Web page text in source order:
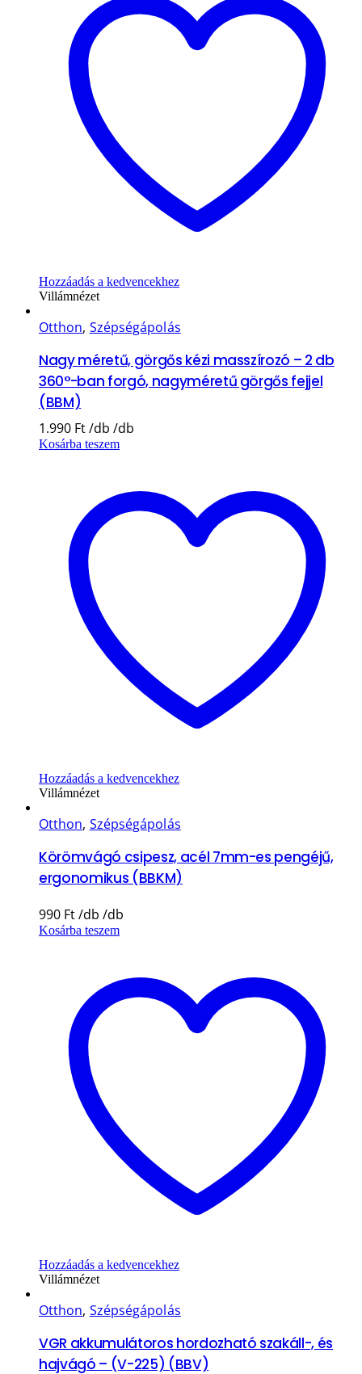
Hozzáadás a kedvencekhez
Villámnézet
Otthon, Szépségápolás
Nagy méretű, görgős kézi masszírozó – 2 db
360°-ban forgó, nagyméretű görgős fejjel
(BBM)
1.990 Ft
Kosárba teszem
Hozzáadás a kedvencekhez
Villámnézet
Otthon, Szépségápolás
Körömvágó csipesz, acél 7mm-es pengéjű,
ergonomikus (BBKM)
990 Ft
Kosárba teszem
Hozzáadás a kedvencekhez
Villámnézet
Otthon, Szépségápolás
VGR akkumulátoros hordozható szakáll-, és
hajvágó – (V-225) (BBV)